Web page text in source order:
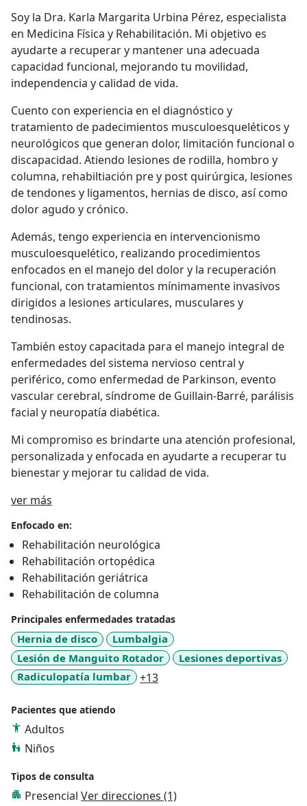
Soy la Dra. Karla Margarita Urbina Pérez, especialista
en Medicina Física y Rehabilitación. Mi objetivo es
ayudarte a recuperar y mantener una adecuada
capacidad funcional, mejorando tu movilidad,
independencia y calidad de vida.
Cuento con experiencia en el diagnóstico y
tratamiento de padecimientos musculoesqueléticos y
neurológicos que generan dolor, limitación funcional o
discapacidad. Atiendo lesiones de rodilla, hombro y
columna, rehabiltiación pre y post quirúrgica, lesiones
de tendones y ligamentos, hernias de disco, así como
dolor agudo y crónico.
Además, tengo experiencia en intervencionismo
musculoesquelético, realizando procedimientos
enfocados en el manejo del dolor y la recuperación
funcional, con tratamientos mínimamente invasivos
dirigidos a lesiones articulares, musculares y
tendinosas.
También estoy capacitada para el manejo integral de
enfermedades del sistema nervioso central y
periférico, como enfermedad de Parkinson, evento
vascular cerebral, síndrome de Guillain-Barré, parálisis
facial y neuropatía diabética.
Mi compromiso es brindarte una atención profesional,
personalizada y enfocada en ayudarte a recuperar tu
bienestar y mejorar tu calidad de vida.
ver más
Enfocado en:
Rehabilitación neurológica
Rehabilitación ortopédica
Rehabilitación geriátrica
Rehabilitación de columna
Principales enfermedades tratadas
Hernia de disco
Lumbalgia
Lesión de Manguito Rotador
Lesiones deportivas
Radiculopatía lumbar
+13a11y_sr_more_diseases
Pacientes que atiendo
Adultos
Niños
Tipos de consulta
Presencial Ver direcciones (1)